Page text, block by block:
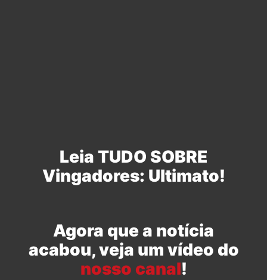
Leia TUDO SOBRE
Vingadores: Ultimato!
Agora que a notícia
acabou, veja um vídeo do
nosso canal!